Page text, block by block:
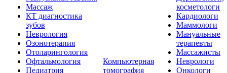
Массаж
КТ диагностика
зубов
Неврология
Озонотерапия
Отоларингология
Офтальмология
Педиатрия
Компьютерная
томография
косметологи
Кардиологи
Маммологи
Мануальные
терапевты
Массажисты
Неврологи
Онкологи